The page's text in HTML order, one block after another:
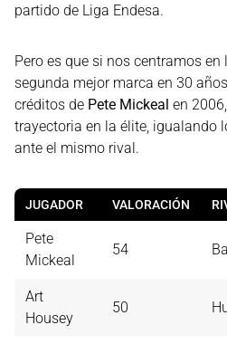
partido de Liga Endesa.
Pero es que si nos centramos
segunda mejor marca en 30
créditos de Pete Mickeal en
trayectoria en la élite, igualando
ante el mismo rival.
JUGADOR VALORACIÓN
Pete
Mickeal
54
Art
Housey
50